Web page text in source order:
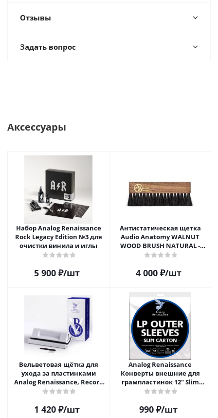
Отзывы
Задать вопрос
Аксессуары
Набор Analog Renaissance
Rock Legacy Edition №3 для
очистки винила и иглы
5 900₽/шт
Антистатическая щетка
Audio Anatomy WALNUT
WOOD BRUSH NATURAL -
DELUXE
4 000₽/шт
Вельветовая щётка для
ухода за пластинками
Analog Renaissance, Record
Velvet Brush, AR-7152, White
1 420₽/шт
Analog Renaissance
Конверты внешние для
грампластинок 12" Slim
Carton (25 шт)
990 ₽/шт